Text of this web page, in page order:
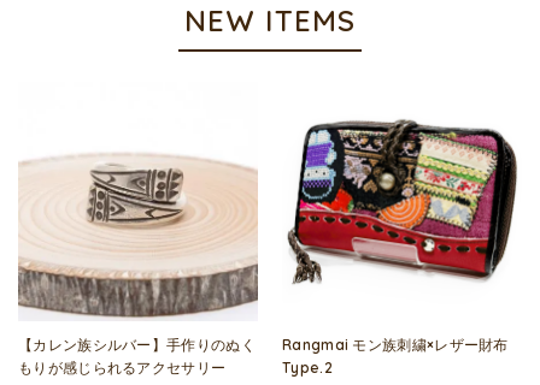
NEW ITEMS
【カレン族シルバー】手作りのぬく
もりが感じられるアクセサリー
Rangmai モン族刺繍×レザー財布
Type.2